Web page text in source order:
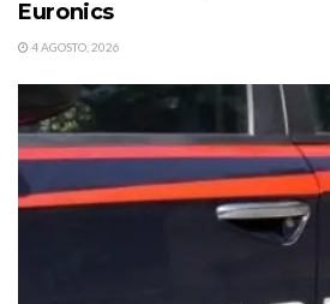
Euronics
4 AGOSTO, 2026